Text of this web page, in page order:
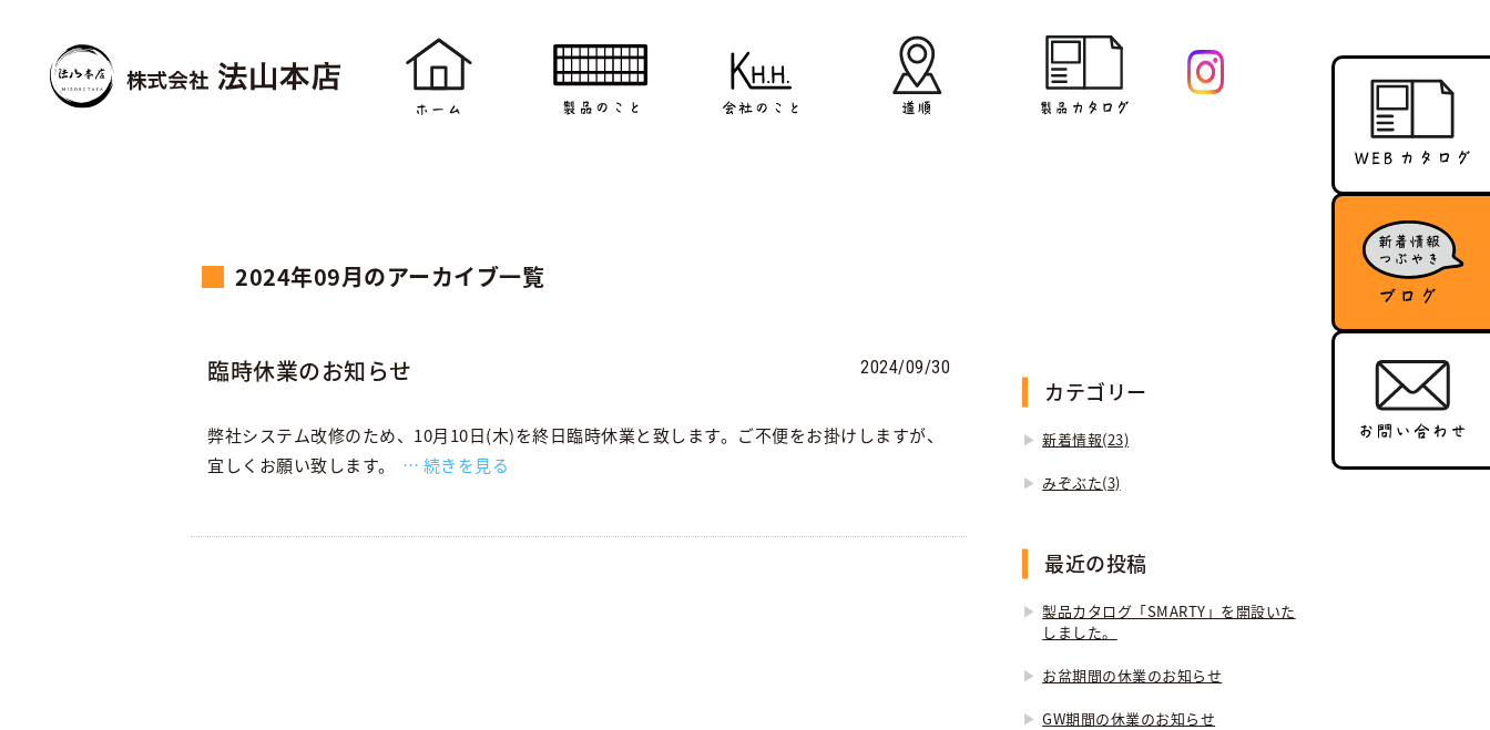
2024年09月のアーカイブ一覧
臨時休業のお知らせ 2024/09/30
弊社システム改修のため、10月10日(木)を終日臨時休業と致します。ご不便をお掛けしますが、
宜しくお願い致します。
続きを見る
カテゴリー
新着情報(23)
みぞぶた(3)
最近の投稿
製品カタログ「SMARTY」を開設いた
しました。
お盆期間の休業のお知らせ
GW期間の休業のお知らせ